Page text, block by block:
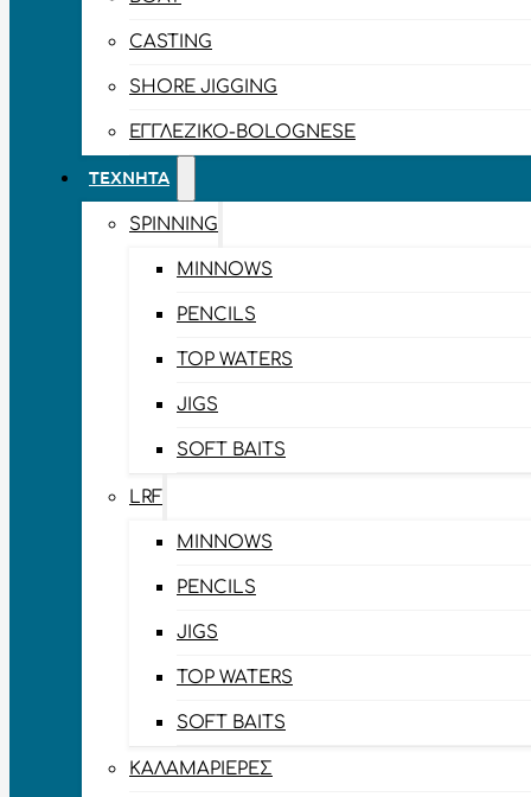
CASTING
SHORE JIGGING
ΕΓΓΛΈΖΙΚΟ-BOLOGNESE
ΤΕΧΝΗΤΆ
SPINNING
MINNOWS
PENCILS
TOP WATERS
JIGS
SOFT BAITS
LRF
MINNOWS
PENCILS
JIGS
TOP WATERS
SOFT BAITS
ΚΑΛΑΜΑΡΙΈΡΕΣ